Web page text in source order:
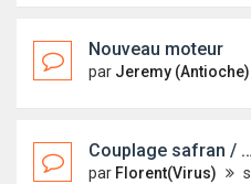
Nouveau moteur
par Jeremy (Antioche)
Couplage safran / moteur HB (Davaï)
par Florent(Virus) sam. 28 nov. 2009 09:41